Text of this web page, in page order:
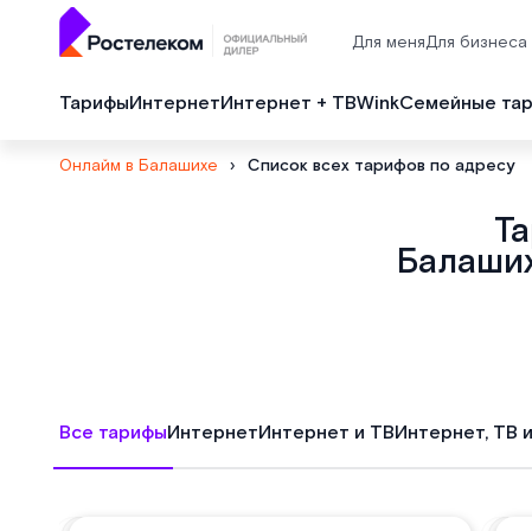
Для меняДля бизнеса
ТарифыИнтернетИнтернет + ТВWinkСемейные
Онлайм в Балашихе › Список всех тарифов по адресу
Все тарифыИнтернетИнтернет и ТВИнтернет, ТВ